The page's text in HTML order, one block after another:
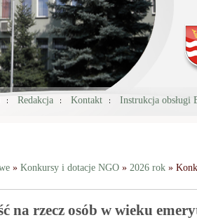
Redakcja Kontakt Instrukcja obsługi
» Konkursy i dotacje NGO» 2026 rok»
na rzecz osób w wieku